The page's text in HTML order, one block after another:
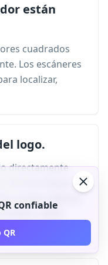
están
cuadrados
Los escáneres
localizar,
logo.
directamente
formas falsas. Un
puede mejorar
cubre
confiable
QR